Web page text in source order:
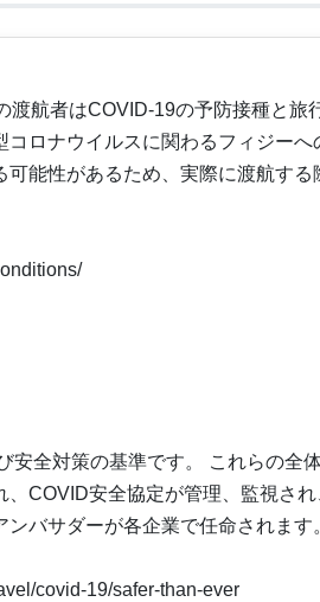
渡航者はCOVID-19の予防接種と旅
ロナウイルスに関わるフィジーへ
能性があるため、実際に渡航する
安全対策の基準です。 これらの全
COVID安全協定が管理、監視され
バサダーが各企業で任命されます
covid-19/safer-than-ever